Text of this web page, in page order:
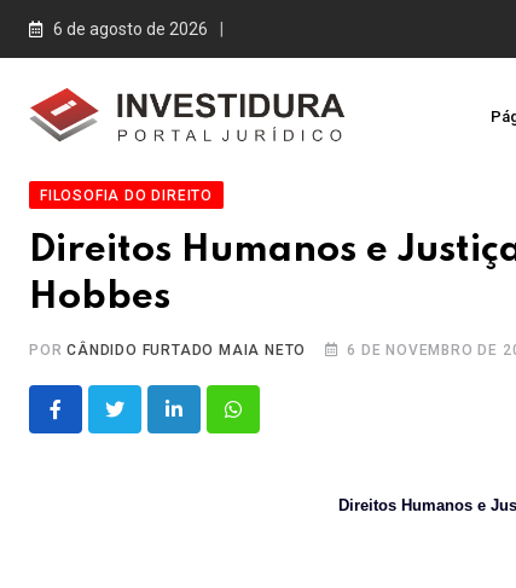
Skip
6 de agosto de 2026
FILOSOFIA DO DIREITO
Direitos Humanos e
Hobbes
PORCÂNDIDO FURTADO MAIA NETO 6 DE NOVEMBRO DE
LinkedInWhatsapp
Direitos Humanos e